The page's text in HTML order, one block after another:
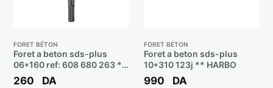
FORET BÉTON
Foret a beton sds-plus
06*160 ref: 608 680 263 **
BOSCH
260 DA
FORET BÉTON
Foret a beton sds-plus
10*310 123j ** HARBO
990 DA